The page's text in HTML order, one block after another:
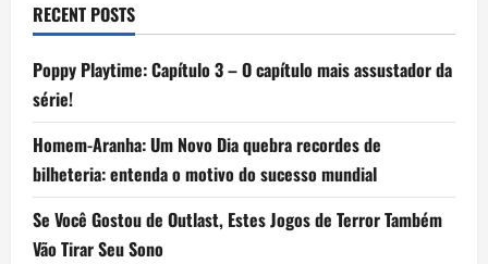
RECENT POSTS
Poppy Playtime: Capítulo 3 – O capítulo mais assustador da
série!
Homem-Aranha: Um Novo Dia quebra recordes de
bilheteria: entenda o motivo do sucesso mundial
Se Você Gostou de Outlast, Estes Jogos de Terror Também
Vão Tirar Seu Sono